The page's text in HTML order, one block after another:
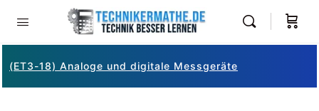
(ET3-18) Analoge und digitale Messgeräte